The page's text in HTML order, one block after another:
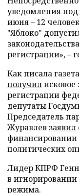
уведомления
июня – 12
"Яблоко"
регистрации», –
Как писала
получилисковое
регистрации
депутаты
Председатель
Журавлев заявил
политических
Лидер КПРФ
в
режима.